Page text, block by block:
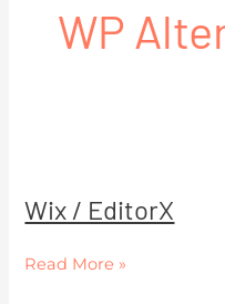
WP
Wix / EditorX
EditorX
Read More »